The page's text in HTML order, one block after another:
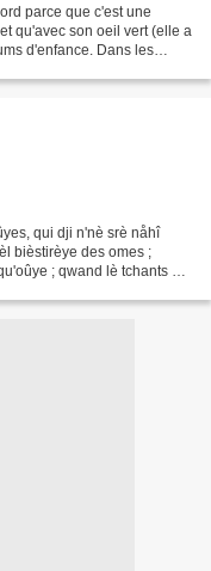
parce que c'est une
qu'avec son oeil vert (elle a
d'enfance. Dans les
qui dji n'nè srè nåhî
bièstirèye des omes ;
; qwand lè tchants dè